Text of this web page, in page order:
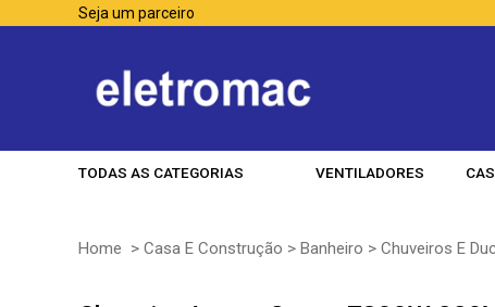
Seja um parceiro
TODAS AS CATEGORIAS VENTILADORES
Home > Casa E Construção > Banheiro > Chuveiros E